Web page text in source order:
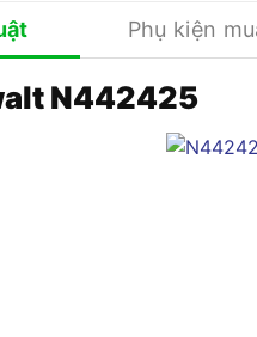
Phụ kiện
N442425